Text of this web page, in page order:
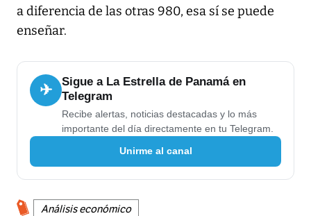
a diferencia de las otras 980, esa sí se puede
enseñar.
✈
Sigue a La Estrella de Panamá en
Telegram
Recibe alertas, noticias destacadas y lo más
importante del día directamente en tu Telegram.
Unirme al canal
Análisis económico